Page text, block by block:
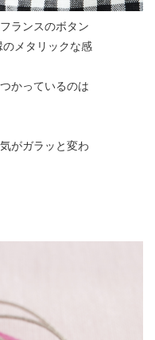
ランスのボタン
メタリックな感
かっているのは
がガラッと変わ